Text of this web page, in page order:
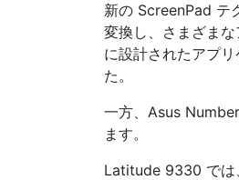
新の ScreenPad テ
変換し、さまざま
に設計されたアプ
た。
一方、Asus
ます。
Latitude 9330 では